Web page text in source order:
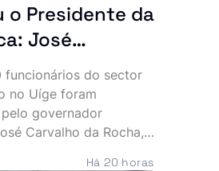
o Presidente da
José
da Rocha
de 400
Educação
funcionários do sector
no Uíge foram
governador
Carvalho da Rocha,
Há 20 horas